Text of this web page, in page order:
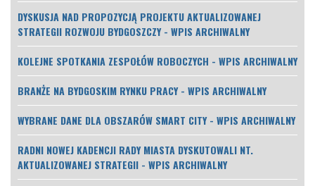
DYSKUSJA NAD PROPOZYCJĄ PROJEKTU AKTUALIZOWANEJ
STRATEGII ROZWOJU BYDGOSZCZY - WPIS ARCHIWALNY
KOLEJNE SPOTKANIA ZESPOŁÓW ROBOCZYCH - WPIS ARCHIWALNY
BRANŻE NA BYDGOSKIM RYNKU PRACY - WPIS ARCHIWALNY
WYBRANE DANE DLA OBSZARÓW SMART CITY - WPIS ARCHIWALNY
RADNI NOWEJ KADENCJI RADY MIASTA DYSKUTOWALI NT.
AKTUALIZOWANEJ STRATEGII - WPIS ARCHIWALNY